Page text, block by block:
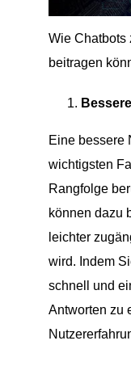
Wie Chatbots
beitragen
Eine bessere
wichtigsten
Rangfolge
können dazu
leichter
wird. Indem
schnell und
Antworten zu